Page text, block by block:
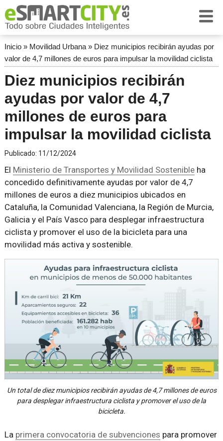
Inicio» Movilidad Urbana» Diez municipios recibirán ayudas por
valor de 4,7 millones de euros para impulsar la movilidad ciclista
Diez municipios recibirán
ayudas por valor de 4,7
millones de euros para
impulsar la movilidad ciclista
Publicado: 11/12/2024
El Ministerio de Transportes y Movilidad Sostenibleha
concedido definitivamente ayudas por valor de 4,7
millones de euros a diez municipios ubicados en
Cataluña, la Comunidad Valenciana, la Región de Murcia,
Galicia y el País Vasco para desplegar infraestructura
ciclista y promover el uso de la bicicleta para una
movilidad más activa y sostenible.
Un total de diez municipios recibirán ayudas de 4,7 millones de euros
para desplegar infraestructura ciclista y promover el uso de la
bicicleta.
La primera convocatoria de subvenciones para promover